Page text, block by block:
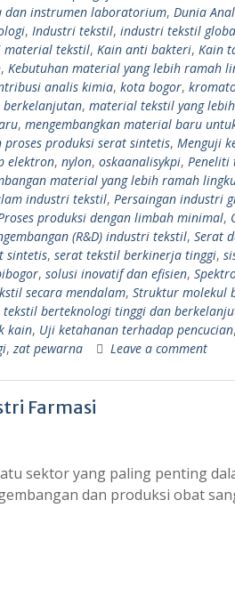
dan instrumen laboratorium, Dunia
, Industri tekstil, industri tekstil
material tekstil, Kain anti bakteri, Kain
, Kebutuhan material yang lebih ramah
analis kimia, kota bogor,
, material tekstil yang
, mengembangkan material baru
proses produksi serat sintetis, Menguji
elektron, nylon, oskaanalisykpi, Peneliti
material yang lebih ramah
industri tekstil, Persaingan industri
produksi dengan limbah minimal,
(R&D) industri tekstil, Serat
sintetis, serat tekstil berkinerja tinggi,
, solusi inovatif dan efisien,
secara mendalam, Struktur molekul
tekstil berteknologi tinggi dan
kain, Uji ketahanan terhadap pencucian,
, zat pewarna Leave a comment
Farmasi
sektor yang paling penting
dan produksi obat